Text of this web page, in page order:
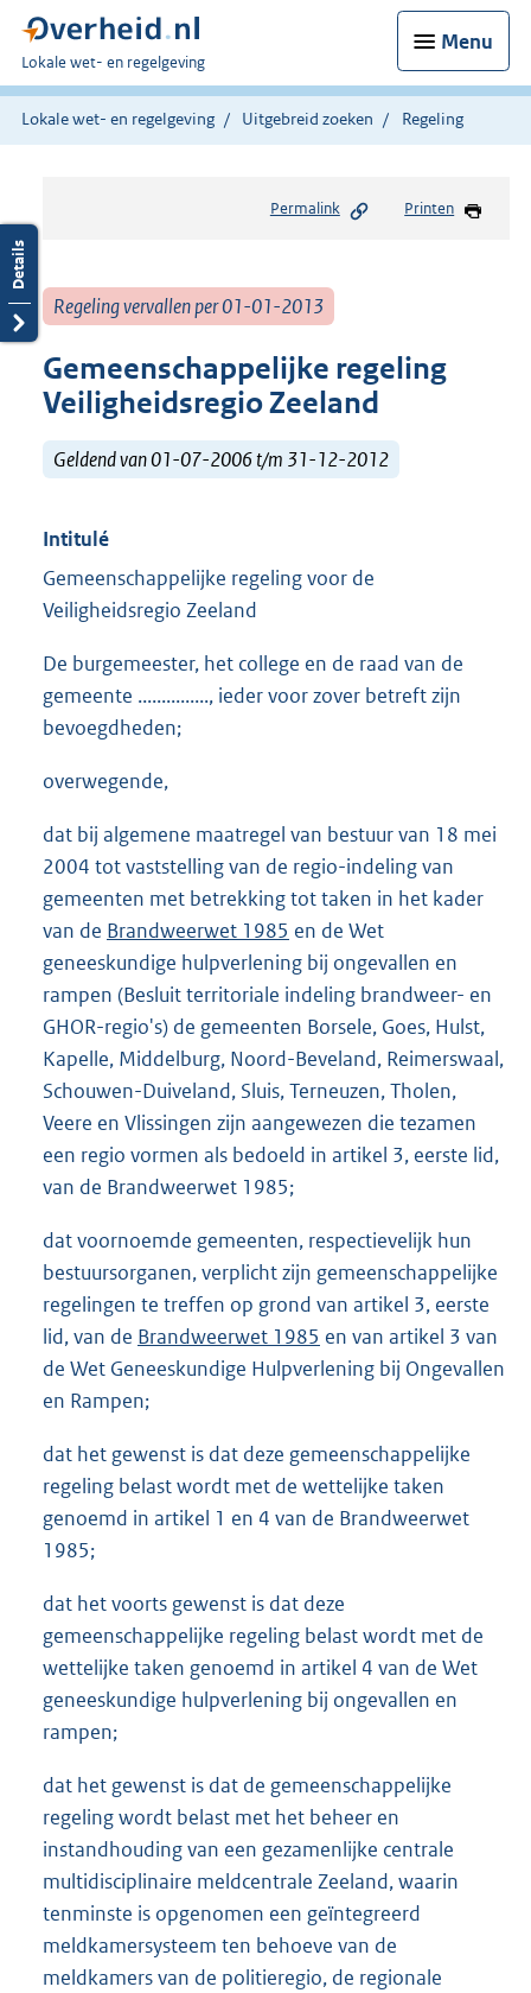
Menu
U
bent
hier:
Lokale wet- en regelgeving
Lokale wet- en regelgeving Uitgebreid zoeken Regeling
Permalink Printen
Regeling vervallen per 01-01-2013
Gemeenschappelijke regeling
Veiligheidsregio Zeeland
Geldend van 01-07-2006 t/m 31-12-2012
Intitulé
Gemeenschappelijke regeling voor de
Veiligheidsregio Zeeland
De burgemeester, het college en de raad van de
gemeente ..............., ieder voor zover betreft zijn
bevoegdheden;
overwegende,
dat bij algemene maatregel van bestuur van 18 mei
2004 tot vaststelling van de regio-indeling van
gemeenten met betrekking tot taken in het kader
van de Brandweerwet 1985 en de Wet
geneeskundige hulpverlening bij ongevallen en
rampen (Besluit territoriale indeling brandweer- en
GHOR-regio's) de gemeenten Borsele, Goes, Hulst,
Kapelle, Middelburg, Noord-Beveland, Reimerswaal,
Schouwen-Duiveland, Sluis, Terneuzen, Tholen,
Veere en Vlissingen zijn aangewezen die tezamen
een regio vormen als bedoeld in artikel 3, eerste lid,
van de Brandweerwet 1985;
dat voornoemde gemeenten, respectievelijk hun
bestuursorganen, verplicht zijn gemeenschappelijke
regelingen te treffen op grond van artikel 3, eerste
lid, van de Brandweerwet 1985 en van artikel 3 van
de Wet Geneeskundige Hulpverlening bij Ongevallen
en Rampen;
dat het gewenst is dat deze gemeenschappelijke
regeling belast wordt met de wettelijke taken
genoemd in artikel 1 en 4 van de Brandweerwet
1985;
dat het voorts gewenst is dat deze
gemeenschappelijke regeling belast wordt met de
wettelijke taken genoemd in artikel 4 van de Wet
geneeskundige hulpverlening bij ongevallen en
rampen;
dat het gewenst is dat de gemeenschappelijke
regeling wordt belast met het beheer en
instandhouding van een gezamenlijke centrale
multidisciplinaire meldcentrale Zeeland, waarin
tenminste is opgenomen een geïntegreerd
meldkamersysteem ten behoeve van de
meldkamers van de politieregio, de regionale